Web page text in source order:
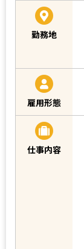
勤務地
雇用形態
仕事内容